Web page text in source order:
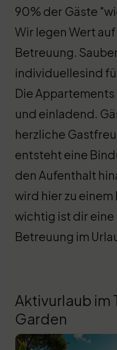
90% der Gäste
Wir legen Wert
Betreuung.
individuellesind
Die
und einladend.
herzliche
entsteht eine
den Aufenthalt
wird hier zu einem
wichtig ist dir
Betreuung im
Aktivurlaub im
Garden